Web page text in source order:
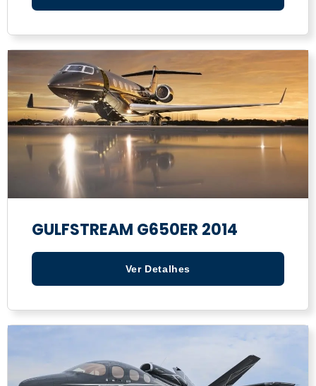
GULFSTREAM G650ER 2014
Ver Detalhes